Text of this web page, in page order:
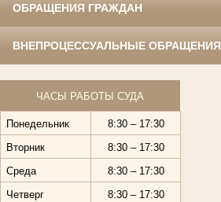
ОБРАЩЕНИЯ ГРАЖДАН
ВНЕПРОЦЕССУАЛЬНЫЕ ОБРАЩЕНИЯ
ЧАСЫ РАБОТЫ СУДА
Понедельник
8:30 – 17:30
Вторник
8:30 – 17:30
Среда
8:30 – 17:30
Четверг
8:30 – 17:30